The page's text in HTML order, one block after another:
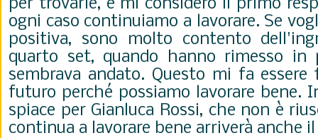
per trovarle, e mi considero il primo
ogni caso continuiamo a lavorare. Se
positiva, sono molto contento
quarto set, quando hanno rimesso in
sembrava andato. Questo mi fa
futuro perché possiamo lavorare bene.
spiace per Gianluca Rossi, che non è
continua a lavorare bene arriverà anche